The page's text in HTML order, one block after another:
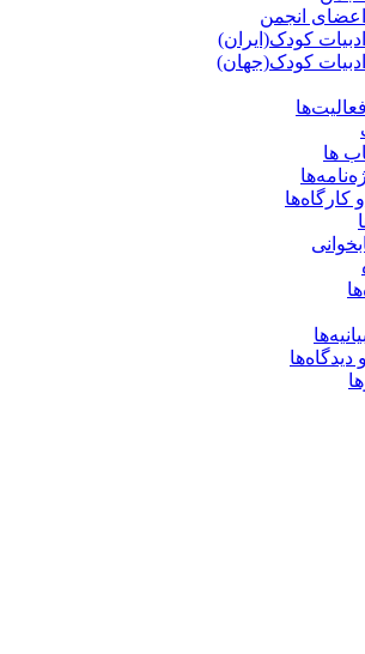
انجمن
کودک(ایران)
کودک(جهان)
ها
کارگاه‌ها
دیدگاه‌ها